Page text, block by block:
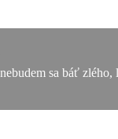
sa báť zlého,